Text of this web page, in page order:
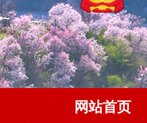
网站首页